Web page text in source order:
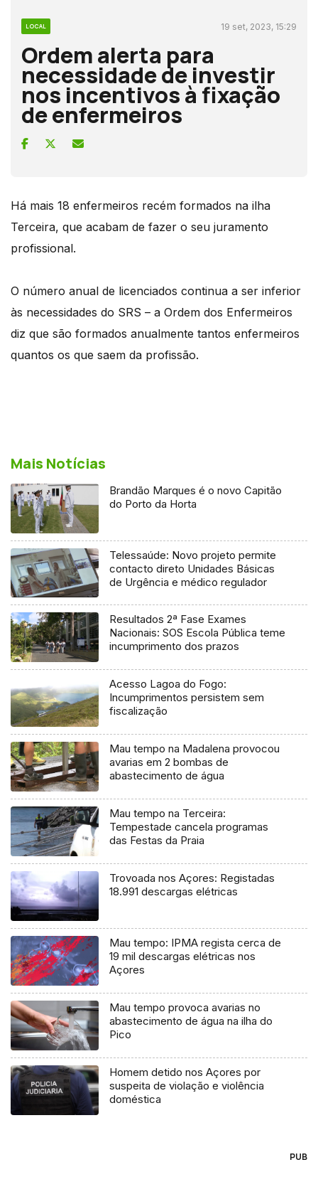
LOCAL 19 set, 2023, 15:29
Ordem alerta para
necessidade de investir
nos incentivos à fixação
de enfermeiros
Há mais 18 enfermeiros recém formados na ilha
Terceira, que acabam de fazer o seu juramento
profissional.
O número anual de licenciados continua a ser inferior
às necessidades do SRS – a Ordem dos Enfermeiros
diz que são formados anualmente tantos enfermeiros
quantos os que saem da profissão.
Mais Notícias
Brandão Marques é o novo Capitão
do Porto da Horta
Telessaúde: Novo projeto permite
contacto direto Unidades Básicas
de Urgência e médico regulador
Resultados 2ª Fase Exames
Nacionais: SOS Escola Pública teme
incumprimento dos prazos
Acesso Lagoa do Fogo:
Incumprimentos persistem sem
fiscalização
Mau tempo na Madalena provocou
avarias em 2 bombas de
abastecimento de água
Mau tempo na Terceira:
Tempestade cancela programas
das Festas da Praia
Trovoada nos Açores: Registadas
18.991 descargas elétricas
Mau tempo: IPMA regista cerca de
19 mil descargas elétricas nos
Açores
Mau tempo provoca avarias no
abastecimento de água na ilha do
Pico
Homem detido nos Açores por
suspeita de violação e violência
doméstica
PUB